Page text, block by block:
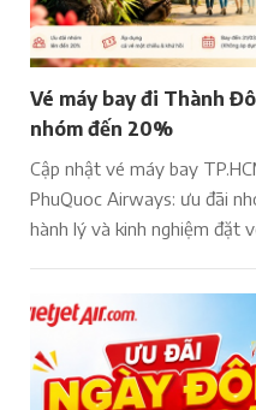
Vé máy bay đi Thành
nhóm đến 20%
Cập nhật vé máy bay
PhuQuoc Airways: ưu đãi
hành lý và kinh nghiệm đặt